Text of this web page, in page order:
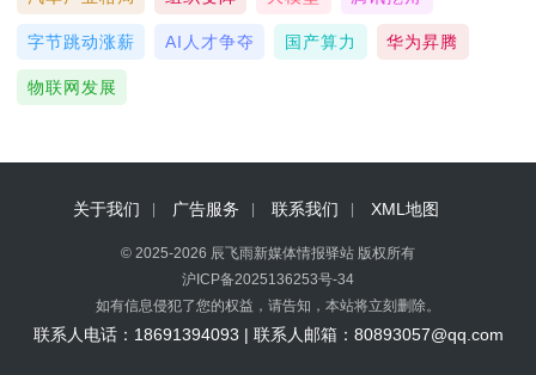
字节跳动涨薪 AI人才争夺 国产算力 华为昇腾
物联网发展
关于我们 广告服务 联系我们 XML地图
© 2025-2026 辰飞雨新媒体情报驿站 版权所有
沪ICP备2025136253号-34
如有信息侵犯了您的权益，请告知，本站将立刻删除。
联系人电话：18691394093 | 联系人邮箱：80893057@qq.com